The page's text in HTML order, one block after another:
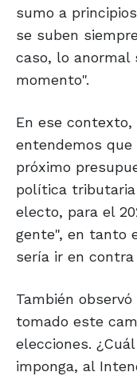
sumo a
se suben
caso, lo anormal
momento".
En ese
entendemos
próximo
política
electo, para el
gente", en tanto
sería ir en
También
tomado este
elecciones.
imponga, al